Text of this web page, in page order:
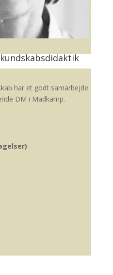
har et godt samarbejde
DM i Madkamp.